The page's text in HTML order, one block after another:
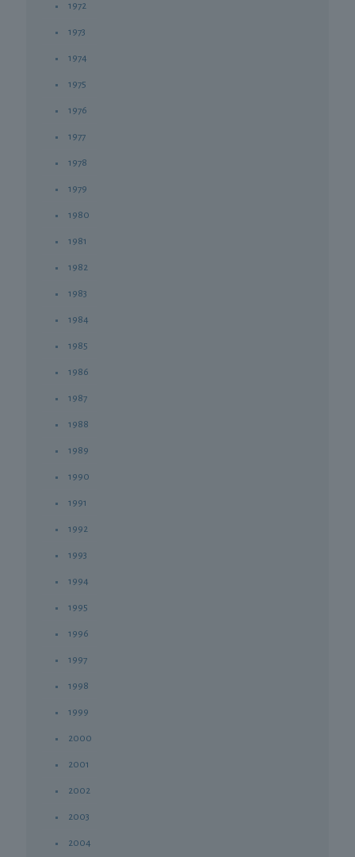
1972
1973
1974
1975
1976
1977
1978
1979
1980
1981
1982
1983
1984
1985
1986
1987
1988
1989
1990
1991
1992
1993
1994
1995
1996
1997
1998
1999
2000
2001
2002
2003
2004